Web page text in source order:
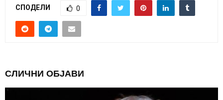
СПОДЕЛИ 0
СЛИЧНИ ОБЈАВИ